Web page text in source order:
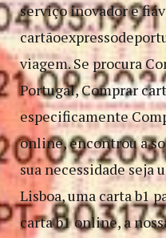
serviço inovador e
viagem. Se procura
Portugal, Comprar
especificamente
online, encontrou a
sua necessidade seja
Lisboa, uma carta b1
carta b1 online, a